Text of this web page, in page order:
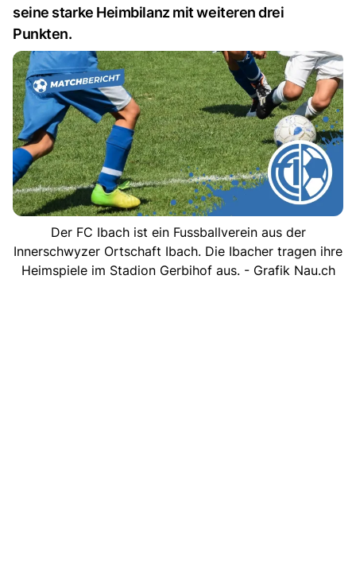
seine starke Heimbilanz mit weiteren drei
Punkten.
Der FC Ibach ist ein Fussballverein aus der
Innerschwyzer Ortschaft Ibach. Die Ibacher tragen ihre
Heimspiele im Stadion Gerbihof aus. - Grafik Nau.ch